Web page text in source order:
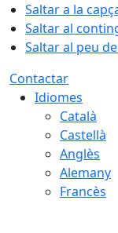
Saltar a la
Saltar al
Saltar al peu
Contactar
Idiomes
Català
Castellà
Anglès
Alemany
Francès